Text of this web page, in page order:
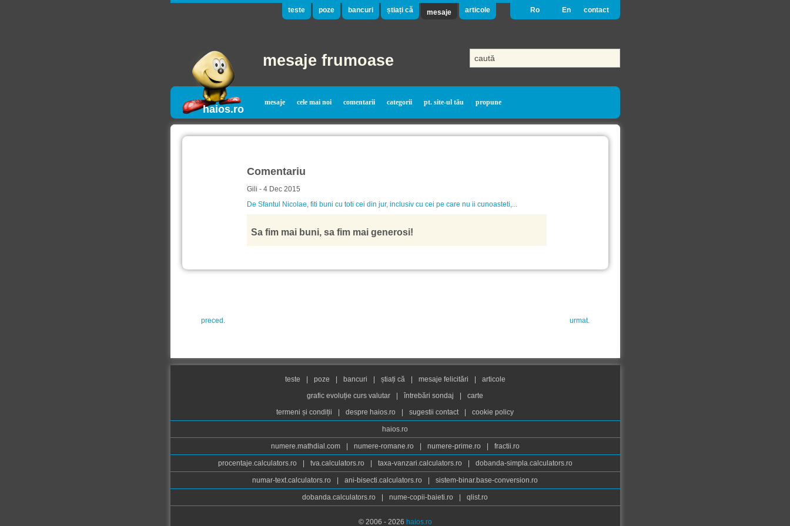
teste poze bancuri știați că mesaje articole Ro En contact
mesaje frumoase
haios.ro
mesaje cele mai noi comentarii categorii pt. site-ul tău propune
Comentariu
Gili - 4 Dec 2015
De Sfantul Nicolae, fiti buni cu toti cei din jur, inclusiv cu cei pe care nu ii cunoasteti,...
Sa fim mai buni, sa fim mai generosi!
preced. urmat.
teste poze bancuri știați că mesaje felicitări
articole
grafic evoluție curs valutar
întrebări sondaj
carte
termeni și condiții
despre haios.ro sugestii contact cookie policy
haios.ro
numere.mathdial.com numere-romane.ro numere-prime.ro fractii.ro
procentaje.calculators.ro tva.calculators.ro taxa-vanzari.calculators.ro dobanda-simpla.calculators.ro
numar-text.calculators.ro ani-bisecti.calculators.ro sistem-binar.base-conversion.ro
dobanda.calculators.ro nume-copii-baieti.ro qlist.ro
© 2006 - 2026 haios.ro